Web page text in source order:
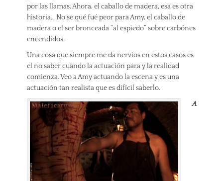
por las llamas. Ahora, el caballo de madera, esa es otra
historia… No se qué fué peor para Amy, el caballo de
madera o el ser bronceada “al espiedo” sobre carbónes
encendidos.
Una cosa que siempre me da nervios en estos casos es
el no saber cuando la actuación para y la realidad
comienza. Veo a Amy actuando la escena y es una
actuación tan realista que es difícil saberlo.
A